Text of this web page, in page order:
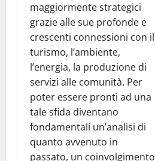
maggiormente strategici
grazie alle sue profonde e
crescenti connessioni con il
turismo, l’ambiente,
l’energia, la produzione di
servizi alle comunità. Per
poter essere pronti ad una
tale sfida diventano
fondamentali un’analisi di
quanto avvenuto in
passato, un coinvolgimento